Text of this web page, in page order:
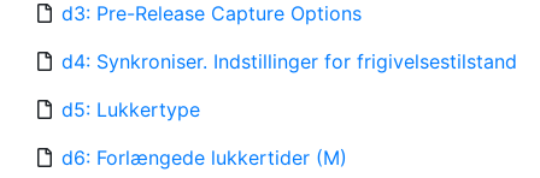
d3: Pre-Release Capture Options
d4: Synkroniser. Indstillinger for frigivelsestilstand
d5: Lukkertype
d6: Forlængede lukkertider (M)